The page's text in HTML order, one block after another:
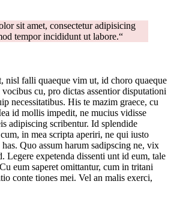
sit amet, consectetur adipisicing
tempor incididunt ut labore.“
nisl falli quaeque vim ut, id choro quaeque
cu, pro dictas assentior disputationi
necessitatibus. His te mazim graece, cu
id mollis impedit, ne mucius vidisse
adipiscing scribentur. Id splendide
in mea scripta aperiri, ne qui iusto
Quo assum harum sadipscing ne, vix
Legere expetenda dissenti unt id eum, tale
eum saperet omittantur, cum in tritani
conte tiones mei. Vel an malis exerci,